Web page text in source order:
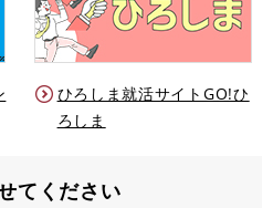
ひろしま就活サイトGO!ひ
ろしま
てください